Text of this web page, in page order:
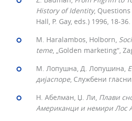
History of Identity,
Hall, P. Gay, eds.) 1996, 18-36.
M. Haralambos, Holborn,
teme, „Golden marketing“,
М. Лопушна, Д. Лопушина,
дијаспоре, Службени
Н. Абелман, Џ. Ли, Плави
Американци и немири Лос